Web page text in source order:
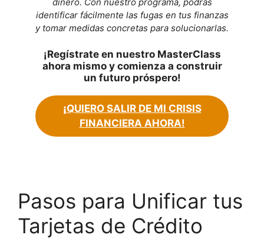
identificar fácilmente las fugas en tus finanzas
y tomar medidas concretas para solucionarlas.
¡Regístrate en nuestro MasterClass
ahora mismo y comienza a construir
un futuro próspero!
¡QUIERO SALIR DE MI CRISIS
FINANCIERA AHORA!
Pasos para Unificar tus
Tarjetas de Crédito